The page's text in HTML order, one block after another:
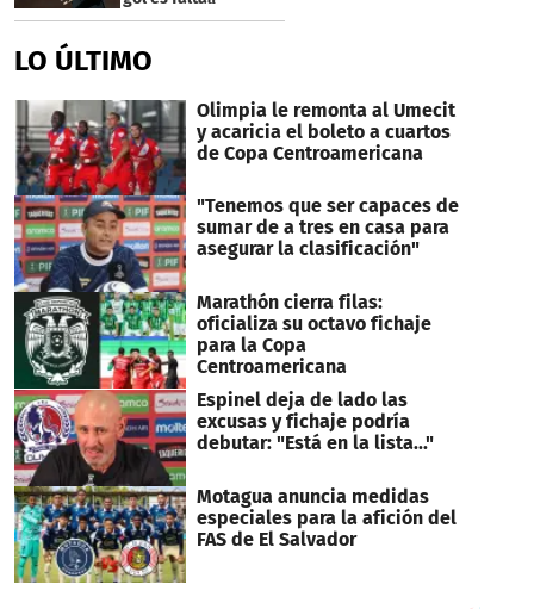
LO ÚLTIMO
Olimpia le remonta al Umecit
y acaricia el boleto a cuartos
de Copa Centroamericana
"Tenemos que ser capaces de
sumar de a tres en casa para
asegurar la clasificación"
Marathón cierra filas:
oficializa su octavo fichaje
para la Copa
Centroamericana
Espinel deja de lado las
excusas y fichaje podría
debutar: "Está en la lista..."
Motagua anuncia medidas
especiales para la afición del
FAS de El Salvador